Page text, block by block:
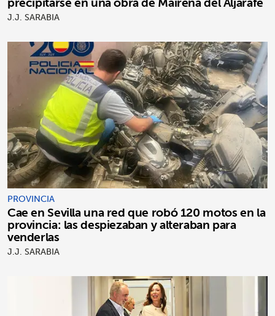
J.J. SARABIA
PROVINCIA
Cae en Sevilla una red que robó 120 motos en la
provincia: las despiezaban y alteraban para
venderlas
J.J. SARABIA